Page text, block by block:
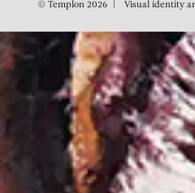
© Templon 2026 Visual identity